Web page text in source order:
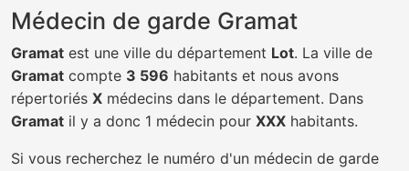
Médecin de garde Gramat
Gramat est une ville du département Lot. La ville de
Gramat compte 3 596 habitants et nous avons
répertoriés X médecins dans le département. Dans
Gramat il y a donc 1 médecin pour XXX habitants.
Si vous recherchez le numéro d'un médecin de garde